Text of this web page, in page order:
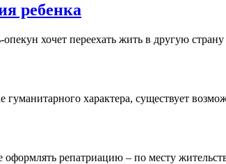
ребенка
хочет переехать жить в другую страну
гуманитарного характера, существует
оформлять репатриацию – по месту